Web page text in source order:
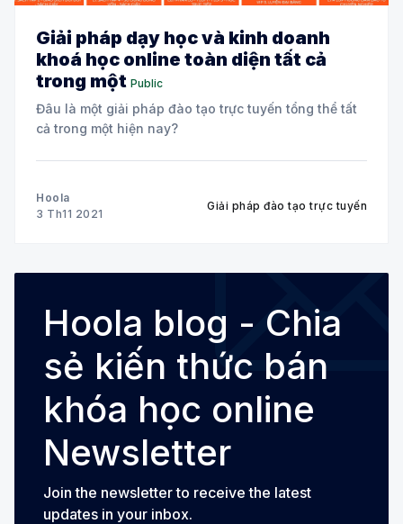
Giải pháp dạy học và kinh doanh
khoá học online toàn diện tất cả
trong một Public
Đâu là một giải pháp đào tạo trực tuyến tổng thể tất
cả trong một hiện nay?
Hoola
3 Th11 2021
Giải pháp đào tạo trực tuyến
Hoola blog - Chia
sẻ kiến thức bán
khóa học online
Newsletter
Join the newsletter to receive the latest
updates in your inbox.